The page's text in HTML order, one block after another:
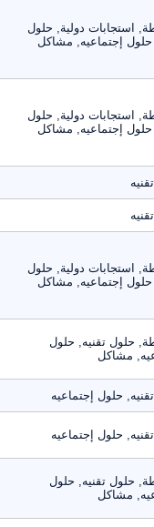
استجابات دولية, حلول
إجتماعيه, مشاكل
استجابات دولية, حلول
إجتماعيه, مشاكل
استجابات دولية, حلول
إجتماعيه, مشاكل
حلول تقنيه, حلول
مشاكل
حلول إجتماعيه
حلول إجتماعيه
حلول تقنيه, حلول
مشاكل